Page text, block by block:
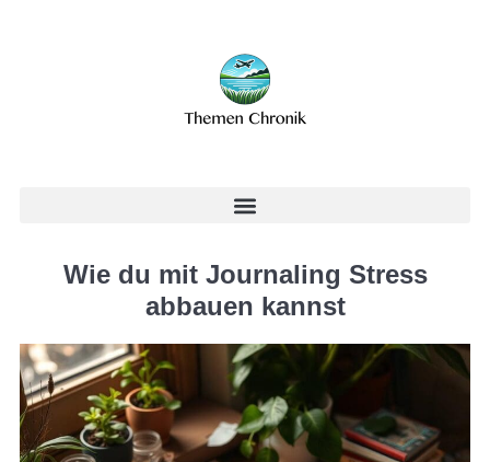
Wie du mit Journaling Stress
abbauen kannst